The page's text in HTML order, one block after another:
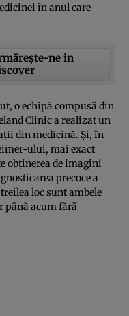
în anul care
ne in
o echipă compusă din
Clinic a realizat un
din medicină. Şi, în
ului, mai exact
obţinerea de imagini
precoce a
loc sunt ambele
până acum fără